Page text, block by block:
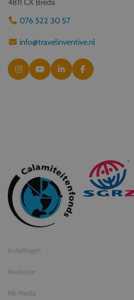
076 522 30 57
info@travelinventive.nl
© 2026 Travel Inventive
Algemene voorwaarden
Privacy statement
Instellingen
Realisatie
RB-Media